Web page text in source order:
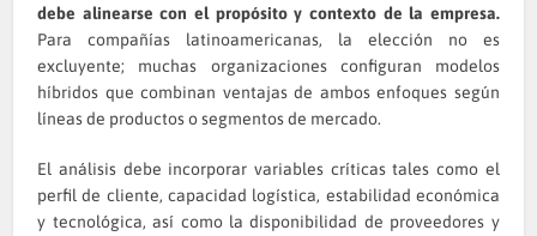
debe alinearse con el propósito y contexto de la empresa.
Para compañías latinoamericanas, la elección no es
excluyente; muchas organizaciones configuran modelos
híbridos que combinan ventajas de ambos enfoques según
líneas de productos o segmentos de mercado.
El análisis debe incorporar variables críticas tales como el
perfil de cliente, capacidad logística, estabilidad económica
y tecnológica, así como la disponibilidad de proveedores y